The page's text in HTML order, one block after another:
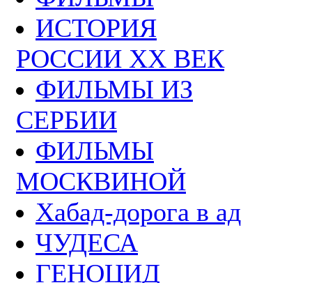
ИСТОРИЯ
РОССИИ ХХ ВЕК
ФИЛЬМЫ ИЗ
СЕРБИИ
ФИЛЬМЫ
МОСКВИНОЙ
Хабад-дорога в ад
ЧУДЕСА
ГЕНОЦИД